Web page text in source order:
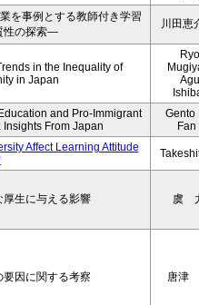
を事例とする教師付き学習
性の探索―
川田恵
in the Inequality of
in Japan
and Pro-Immigrant
From Japan
Gento
Affect Learning Attitude
生に与える影響 虞
因に関する考察 唐津